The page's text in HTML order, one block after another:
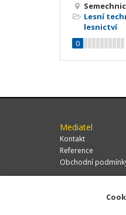
Lesní
lesnictví
0
Mediatel
Kontakt
Reference
Obchodní